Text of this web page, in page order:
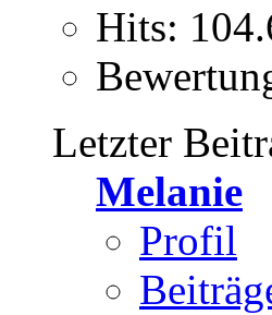
Hits:
Letzter
Melanie
Profil